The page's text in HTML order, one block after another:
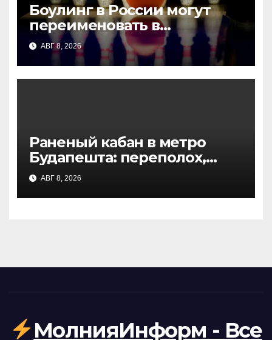
Боулинг в России могут
переименовать в
«Богатыря»: новая
инициатива депутатов
АВГ 8, 2026
Раненый кабан в метро
Будапешта: переполох,
эвакуация и трагический
финал
АВГ 8, 2026
МолнияИнформ - Все